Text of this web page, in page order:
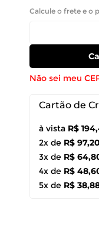
Calcule o frete e o
Não sei meu
Cartão de
à vista R$
2x de R$ 97,20
3x de R$
4x de R$
5x de R$